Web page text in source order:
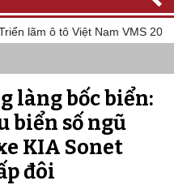
lãm ô tô Việt Nam VMS 2024
làng bốc biển:
biển số ngũ
KIA Sonet
đôi